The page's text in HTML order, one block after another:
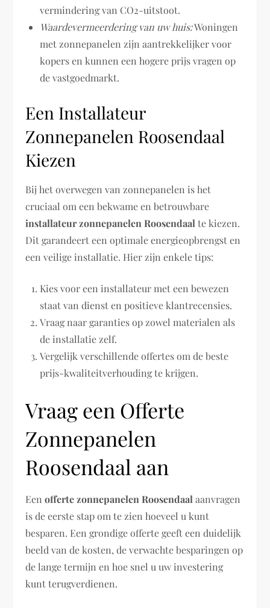
vermindering van CO2-uitstoot.
Waardevermeerdering van uw huis:Woningen
met zonnepanelen zijn aantrekkelijker voor
kopers en kunnen een hogere prijs vragen op
de vastgoedmarkt.
Een Installateur
Zonnepanelen Roosendaal
Kiezen
Bij het overwegen van zonnepanelen is het
cruciaal om een bekwame en betrouwbare
installateur zonnepanelen Roosendaal te kiezen.
Dit garandeert een optimale energieopbrengst en
een veilige installatie. Hier zijn enkele tips:
Kies voor een installateur met een bewezen
staat van dienst en positieve klantrecensies.
Vraag naar garanties op zowel materialen als
de installatie zelf.
Vergelijk verschillende offertes om de beste
prijs-kwaliteitverhouding te krijgen.
Vraag een Offerte
Zonnepanelen
Roosendaal aan
Eenofferte zonnepanelen Roosendaal aanvragen
is de eerste stap om te zien hoeveel u kunt
besparen. Een grondige offerte geeft een duidelijk
beeld van de kosten, de verwachte besparingen op
de lange termijn en hoe snel u uw investering
kunt terugverdienen.